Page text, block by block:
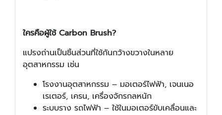
ใครคือผู้ใช้ Carbon Brush?
แปรงถ่านเป็นชิ้นส่วนที่ใช้กันกว้างขวางในหลาย
อุตสาหกรรม เช่น
โรงงานอุตสาหกรรม – มอเตอร์ไฟฟ้า, เจนเนอ
เรเตอร์, เครน, เครื่องจักรกลหนัก
ระบบราง รถไฟฟ้า – ใช้ในมอเตอร์ขับเคลื่อนและ